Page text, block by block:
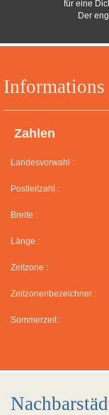
Informations
Zahlen
Landesvorwahl :
Postleitzahl :
Breite :
Länge :
Zeitzone :
Zeitzonenbezeichner :
Sommerzeit :
für eine
Der